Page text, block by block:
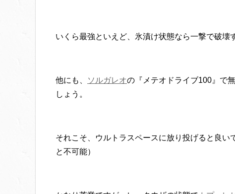
いくら最強といえど、氷漬け状態なら一撃で破壊
他にも、 ソルガレオの『メテオドライブ100』で
しょう。
それこそ、ウルトラスペースに放り投げると良い
と不可能）